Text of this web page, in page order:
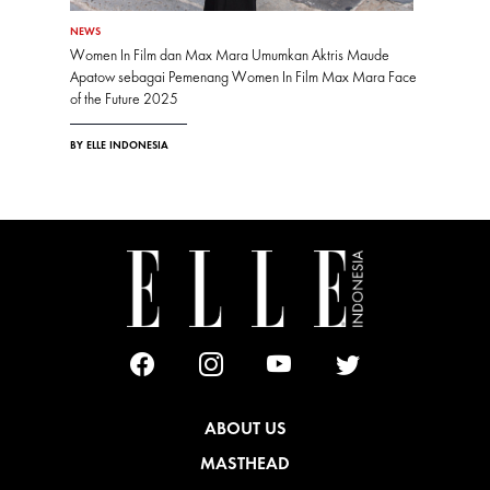
NEWS
Women In Film dan Max Mara Umumkan Aktris Maude
Apatow sebagai Pemenang Women In Film Max Mara Face
of the Future 2025
BY ELLE INDONESIA
ABOUT US
MASTHEAD